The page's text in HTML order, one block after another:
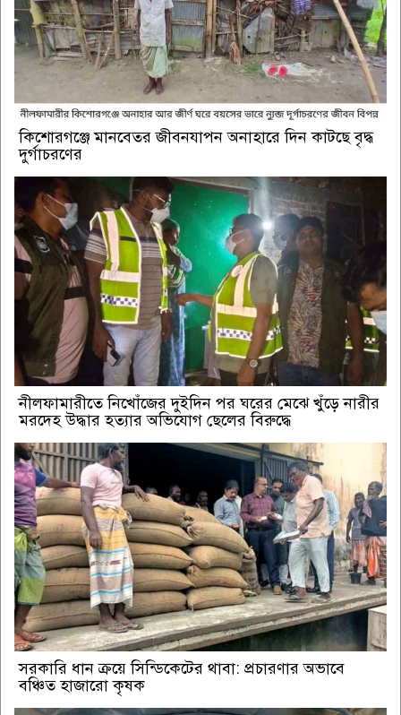
কিশোরগঞ্জে মানবেতর জীবনযাপন অনাহারে দিন কাটছে বৃদ্ধ
দুর্গাচরণের
নীলফামারীতে নিখোঁজের দুইদিন পর ঘরের মেঝে খুঁড়ে নারীর
মরদেহ উদ্ধার হত্যার অভিযোগ ছেলের বিরুদ্ধে
সরকারি ধান ক্রয়ে সিন্ডিকেটের থাবা: প্রচারণার অভাবে
বঞ্চিত হাজারো কৃষক